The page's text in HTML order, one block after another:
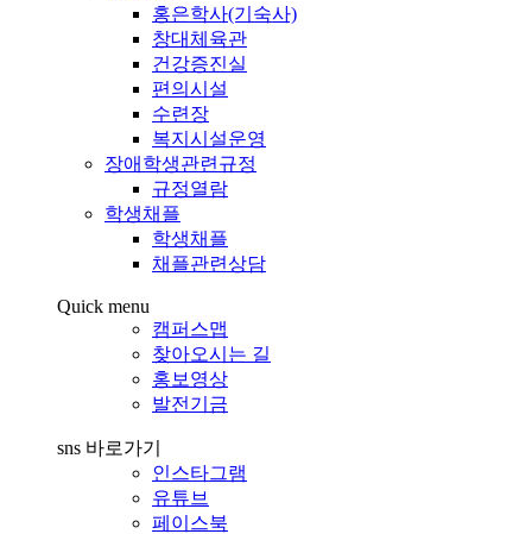
홍은학사(기숙사)
창대체육관
건강증진실
편의시설
수련장
복지시설운영
장애학생관련규정
규정열람
학생채플
학생채플
채플관련상담
Quick menu
캠퍼스맵
찾아오시는 길
홍보영상
발전기금
sns 바로가기
인스타그램
유튜브
페이스북